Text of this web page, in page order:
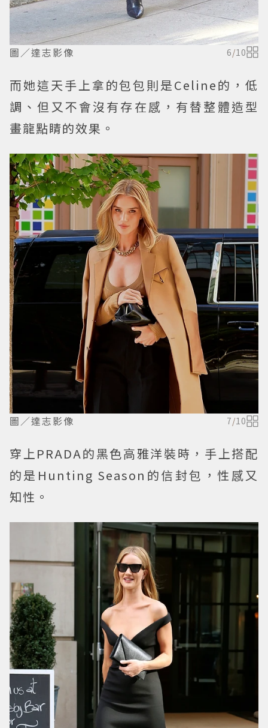
圖／達志影像 6/10
而她這天手上拿的包包則是Celine的，低
調、但又不會沒有存在感，有替整體造型
畫龍點睛的效果。
圖／達志影像 7/10
穿上PRADA的黑色高雅洋裝時，手上搭配
的是Hunting Season的信封包，性感又
知性。